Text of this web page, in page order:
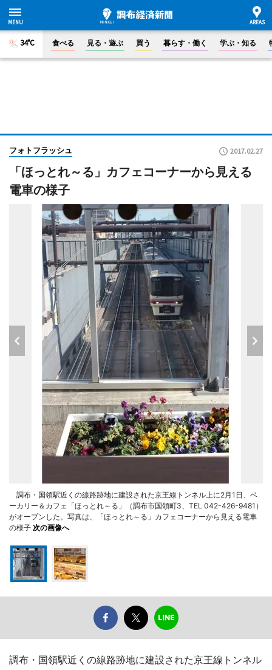
34°C 食べる 見る・遊ぶ 買う 暮らす・働く 学ぶ・知る
フォトフラッシュ 2017.02.27
「ほっとれ～る」カフェコーナーから見える
電車の様子
調布・国領駅近くの線路跡地に建設された京王線トンネル上に2月1日、ベ
ーカリー＆カフェ「ほっとれ～る」（調布市国領町3、TEL 042-426-9481）
がオープンした。写真は、「ほっとれ～る」カフェコーナーから見える電車
の様子 次の画像へ
調布・国領駅近くの線路跡地に建設された京王線トンネル